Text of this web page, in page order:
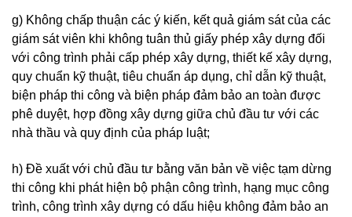
g) Không chấp thuận các ý kiến, kết quả giám sát của các
giám sát viên khi không tuân thủ giấy phép xây dựng đối
với công trình phải cấp phép xây dựng, thiết kế xây dựng,
quy chuẩn kỹ thuật, tiêu chuẩn áp dụng, chỉ dẫn kỹ thuật,
biện pháp thi công và biện pháp đảm bảo an toàn được
phê duyệt, hợp đồng xây dựng giữa chủ đầu tư với các
nhà thầu và quy định của pháp luật;
h) Đề xuất với chủ đầu tư bằng văn bản về việc tạm dừng
thi công khi phát hiện bộ phận công trình, hạng mục công
trình, công trình xây dựng có dấu hiệu không đảm bảo an